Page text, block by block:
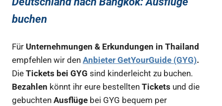
buchen
Für Unternehmungen & Erkundungen in Thailand
empfehlen wir den Anbieter GetYourGuide (GYG).
Die Tickets bei GYG sind kinderleicht zu buchen.
Bezahlen könnt ihr eure bestellten Tickets und die
gebuchten Ausflüge bei GYG bequem per